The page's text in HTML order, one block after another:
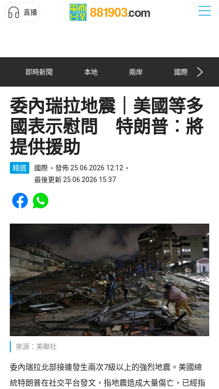
直播
即時新聞 本地 兩岸 國際
委內瑞拉地震｜美國等多
國表示慰問 特朗普︰將
提供援助
精選 國際
發佈 25.06.2026 12:12
最後更新 25.06.2026 15:37
Share to Facebook
Share to WhatsApp
來源：美聯社
委內瑞拉北部接連發生兩次7級以上的強烈地震。美國總
統特朗普在社交平台發文，指地震造成大量傷亡，已經指